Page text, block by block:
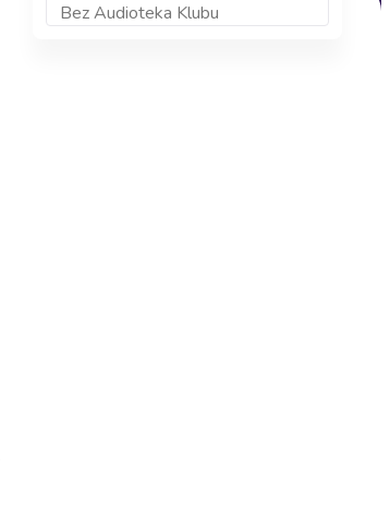
Bez Audioteka Klubu
Přidat do košíku